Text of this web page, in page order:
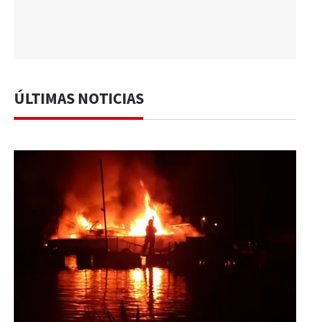
ÚLTIMAS NOTICIAS